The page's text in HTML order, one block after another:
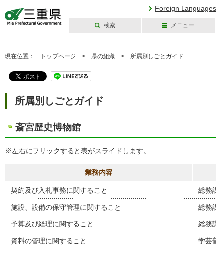
Foreign Languages
検索 メニュー
現在位置： トップページ > 県の組織 > 所属別しごとガイド
所属別しごとガイド
斎宮歴史博物館
※左右にフリックすると表がスライドします。
業務内容
契約及び入札事務に関すること 総務課
施設、設備の保守管理に関すること 総務課
予算及び経理に関すること 総務課
資料の管理に関すること 学芸普